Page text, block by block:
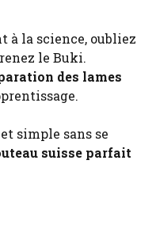
à la science, oubliez
le Buki.
des lames
simple sans se
suisse parfait